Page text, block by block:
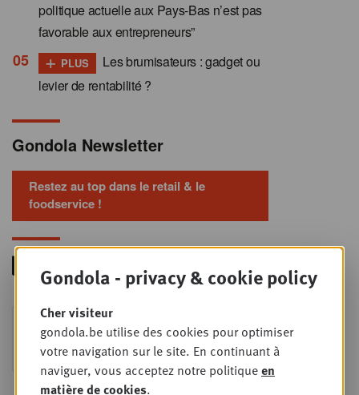
politique actuelle aux Pays-Bas n’est pas
favorable aux entrepreneurs”
+ PLUS
Les brumisateurs : gadget ou
levier de rentabilité ?
Gondola Newsletter
Restez au top dans le retail & le
foodservice !
9
SEPT
Foodservice - Joint
business planning
Intro to Negotiation: Succes aan de
onderhandelingstafel is geen toeval!
Gondola - privacy & cookie policy
Cher visiteur
gondola.be utilise des cookies pour optimiser
votre navigation sur le site. En continuant à
naviguer, vous acceptez notre politiqueen
matière de cookies.